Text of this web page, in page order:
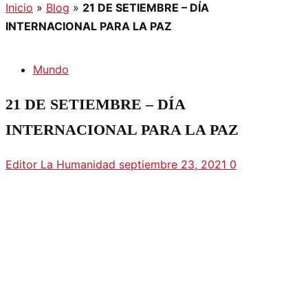
Inicio » Blog » 21 DE SETIEMBRE – DÍA
INTERNACIONAL PARA LA PAZ
Mundo
21 DE SETIEMBRE – DÍA
INTERNACIONAL PARA LA PAZ
Editor La Humanidad septiembre 23, 2021 0